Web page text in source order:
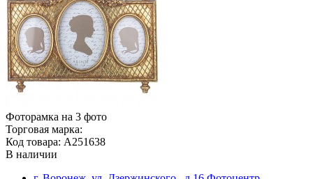
Фоторамка на 3 фото
Торговая марка:
Код товара: A251638
В наличии